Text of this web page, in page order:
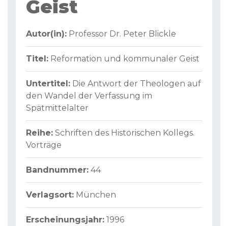
Geist
Autor(in): Professor Dr. Peter Blickle
Titel: Reformation und kommunaler Geist
Untertitel: Die Antwort der Theologen auf
den Wandel der Verfassung im
Spätmittelalter
Reihe: Schriften des Historischen Kollegs.
Vorträge
Bandnummer: 44
Verlagsort: München
Erscheinungsjahr: 1996